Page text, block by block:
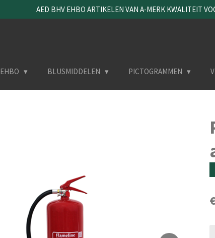
AED BHV EHBO ARTIKELEN VAN A-MERK KWALITEIT
EHBO BLUSMIDDELEN PICTOGRAMMEN